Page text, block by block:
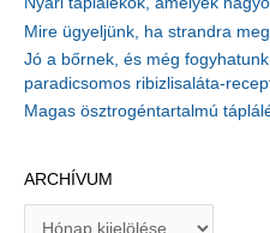
Mire ügyeljünk, ha strandra
Jó a bőrnek, és még
paradicsomos ribizlisaláta-
Magas ösztrogéntartalmú
ARCHÍVUM